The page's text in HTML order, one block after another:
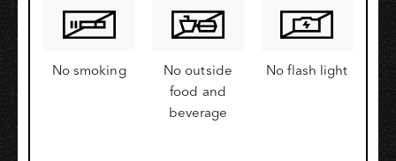
No smoking
No outside
food and
beverage
No flash light